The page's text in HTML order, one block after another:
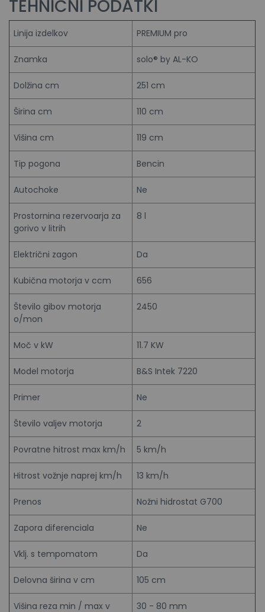
TEHNIČNI PODATKI
Linija izdelkov PREMIUM pro
Znamka solo® by AL-KO
Dolžina cm 251 cm
Širina cm 110 cm
Višina cm 119 cm
Tip pogona Bencin
Autochoke Ne
Prostornina rezervoarja za
gorivo v litrih
8 l
Električni zagon Da
Kubična motorja v ccm 656
Število gibov motorja
o/mon
2450
Moč v kW 11.7 KW
Model motorja B&S Intek 7220
Primer Ne
Število valjev motorja 2
Povratne hitrost max km/h 5 km/h
Hitrost vožnje naprej km/h 13 km/h
Prenos Nožni hidrostat G700
Zapora diferenciala Ne
Vklj. s tempomatom Da
Delovna širina v cm 105 cm
Višina reza min / max v 30 - 80 mm